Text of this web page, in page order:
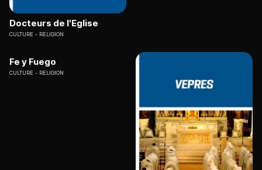
Docteurs de l'Eglise
CULTURE RELIGION
Fe y Fuego
CULTURE RELIGION